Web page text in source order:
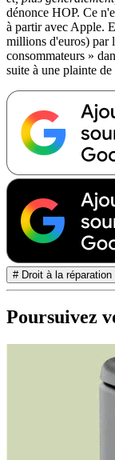
dénonce HOP. Ce
à partir avec Apple.
millions d'euros) par
consommateurs »
suite à une plainte de
# Droit à la réparation
Poursuivez